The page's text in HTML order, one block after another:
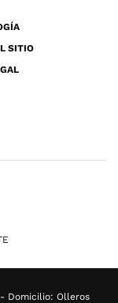
SITIO
Domicilio: Olleros